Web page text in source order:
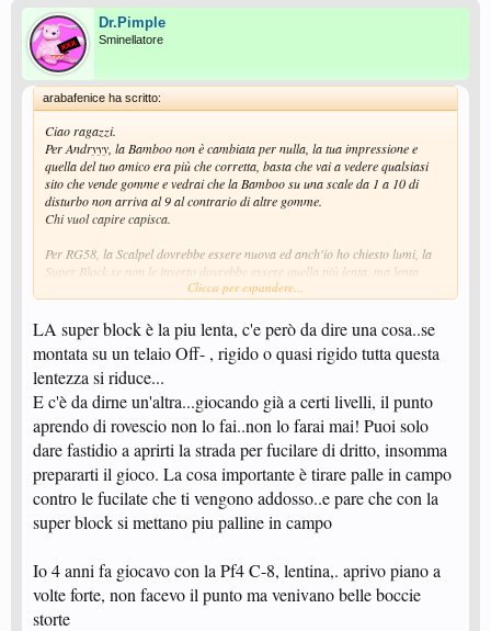
Dr.Pimple
Sminellatore
arabafenice ha scritto:
Ciao ragazzi.
Per Andryyy, la Bamboo non è cambiata per nulla, la tua impressione e
quella del tuo amico era più che corretta, basta che vai a vedere qualsiasi
sito che vende gomme e vedrai che la Bamboo su una scale da 1 a 10 di
disturbo non arriva al 9 al contrario di altre gomme.
Chi vuol capire capisca.
Per RG58, la Scalpel dovrebbe essere nuova ed anch'io ho chiesto lumi, la
Super Block se non le inverto dovrebbe essere quella più lenta, ma lenta
veramente, il blocco viene tagliato ma non si può spingere un granchè perchè
gioco). La The Wall è più veloce e meno fastidiosa ma si può aprire.
Per Lucioping, l'idea è buona, appena ci faccio un salto ti dirò qualcosa
Clicca per espandere...
LA super block è la piu lenta, c'e però da dire una cosa..se
montata su un telaio Off- , rigido o quasi rigido tutta questa
lentezza si riduce...
E c'è da dirne un'altra...giocando già a certi livelli, il punto
aprendo di rovescio non lo fai..non lo farai mai! Puoi solo
dare fastidio a aprirti la strada per fucilare di dritto, insomma
prepararti il gioco. La cosa importante è tirare palle in campo
contro le fucilate che ti vengono addosso..e pare che con la
super block si mettano piu palline in campo
Io 4 anni fa giocavo con la Pf4 C-8, lentina,. aprivo piano a
volte forte, non facevo il punto ma venivano belle boccie
storte